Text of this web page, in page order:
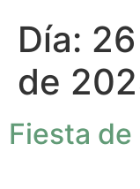
Día:
de
Fiesta de